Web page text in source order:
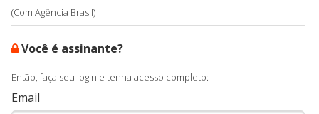
(Com Agência Brasil)
Você é assinante?
Então, faça seu login e tenha acesso completo:
Email